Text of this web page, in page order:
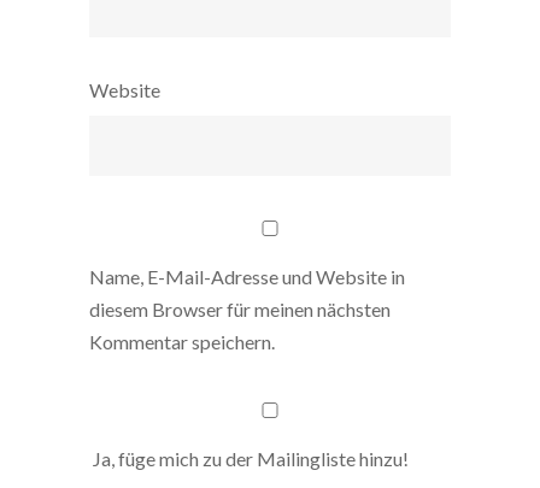
Website
Name, E-Mail-Adresse und Website in
diesem Browser für meinen nächsten
Kommentar speichern.
Ja, füge mich zu der Mailingliste hinzu!